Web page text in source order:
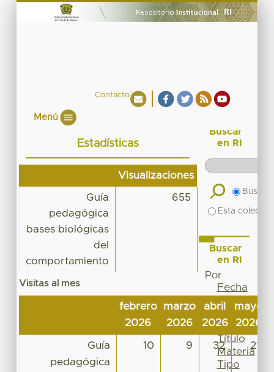
Contacto
Menú
Estadísticas
Visualizaciones
Guía
pedagógica
bases biológicas
del
comportamiento
655
Visitas al mes
febrero
2026
marzo
2026
abril
2026
mayo
2026
Guía
pedagógica
10 9 32 21
Buscar
en RI
Buscar
Esta
Buscar
en RI
Por
Fecha
de
publicación
Autor
Título
Materia
Tipo